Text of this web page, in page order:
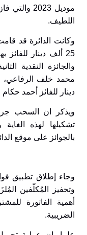
موديل
اللطيف.
وكانت الدائرة قد
25 ألف دينار
دينار للفائز أحمد
ويذكر ان السحب
تشكيلها لهذه
بالجوائز على موقع
وجاء إطلاق تطبيق
وتحفيز المُكلّفين
أهمية الفاتورة
الضريبية.